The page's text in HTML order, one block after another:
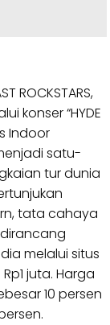
ROCKSTARS,
konser “HYDE
Indoor
satu-
tur dunia
tata cahaya
melalui situs
juta. Harga
10 persen